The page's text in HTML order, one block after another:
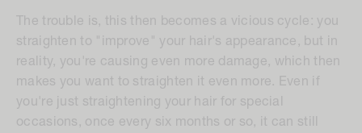
The trouble is, this then becomes a vicious cycle: you
straighten to "improve" your hair's appearance, but in
reality, you're causing even more damage, which then
makes you want to straighten it even more. Even if
you're just straightening your hair for special
occasions, once every six months or so, it can still